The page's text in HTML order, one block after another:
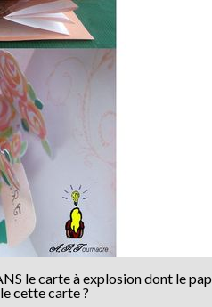
le carte à explosion dont le
cette carte ?